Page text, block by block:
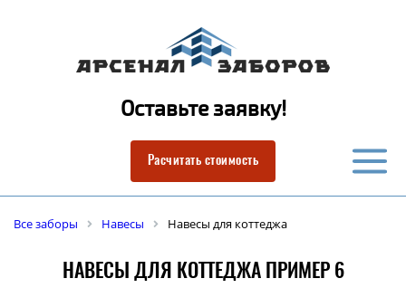
Оставьте заявку!
Расчитать стоимость
Все заборы Навесы Навесы для коттеджа
НАВЕСЫ ДЛЯ КОТТЕДЖА ПРИМЕР 6